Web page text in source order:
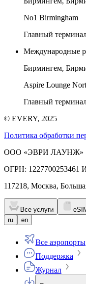
No1 Birmingham
Главный
Международные
Бирмингем,
Aspire Lounge
Главный
© EVERY, 2025
Политика обработки
ООО «ЭВРИ ЛАУНЖ»
ОГРН: 1227700253461
117218, Москва,
Все услуги
ru
en
Все аэропорты
Поддержка
Журнал